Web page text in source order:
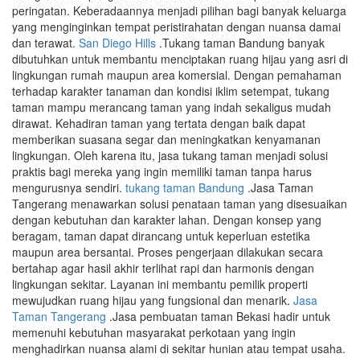
peringatan. Keberadaannya menjadi pilihan bagi banyak keluarga
yang menginginkan tempat peristirahatan dengan nuansa damai
dan terawat. San Diego Hills .Tukang taman Bandung banyak
dibutuhkan untuk membantu menciptakan ruang hijau yang asri di
lingkungan rumah maupun area komersial. Dengan pemahaman
terhadap karakter tanaman dan kondisi iklim setempat, tukang
taman mampu merancang taman yang indah sekaligus mudah
dirawat. Kehadiran taman yang tertata dengan baik dapat
memberikan suasana segar dan meningkatkan kenyamanan
lingkungan. Oleh karena itu, jasa tukang taman menjadi solusi
praktis bagi mereka yang ingin memiliki taman tanpa harus
mengurusnya sendiri. tukang taman Bandung .Jasa Taman
Tangerang menawarkan solusi penataan taman yang disesuaikan
dengan kebutuhan dan karakter lahan. Dengan konsep yang
beragam, taman dapat dirancang untuk keperluan estetika
maupun area bersantai. Proses pengerjaan dilakukan secara
bertahap agar hasil akhir terlihat rapi dan harmonis dengan
lingkungan sekitar. Layanan ini membantu pemilik properti
mewujudkan ruang hijau yang fungsional dan menarik. Jasa
Taman Tangerang .Jasa pembuatan taman Bekasi hadir untuk
memenuhi kebutuhan masyarakat perkotaan yang ingin
menghadirkan nuansa alami di sekitar hunian atau tempat usaha.